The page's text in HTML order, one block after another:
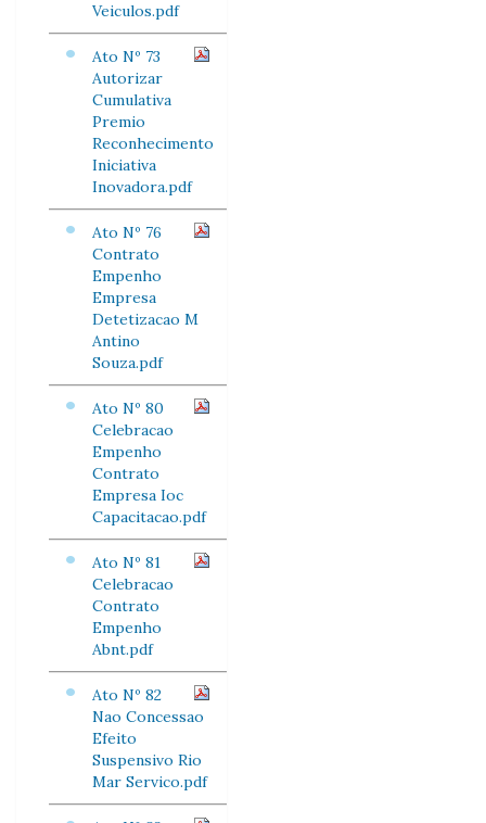
Veiculos.pdf
Ato Nº 73
Autorizar
Cumulativa
Premio
Reconhecimento
Iniciativa
Inovadora.pdf
Ato Nº 76
Contrato
Empenho
Empresa
Detetizacao M
Antino
Souza.pdf
Ato Nº 80
Celebracao
Empenho
Contrato
Empresa Ioc
Capacitacao.pdf
Ato Nº 81
Celebracao
Contrato
Empenho
Abnt.pdf
Ato Nº 82
Nao Concessao
Efeito
Suspensivo Rio
Mar Servico.pdf